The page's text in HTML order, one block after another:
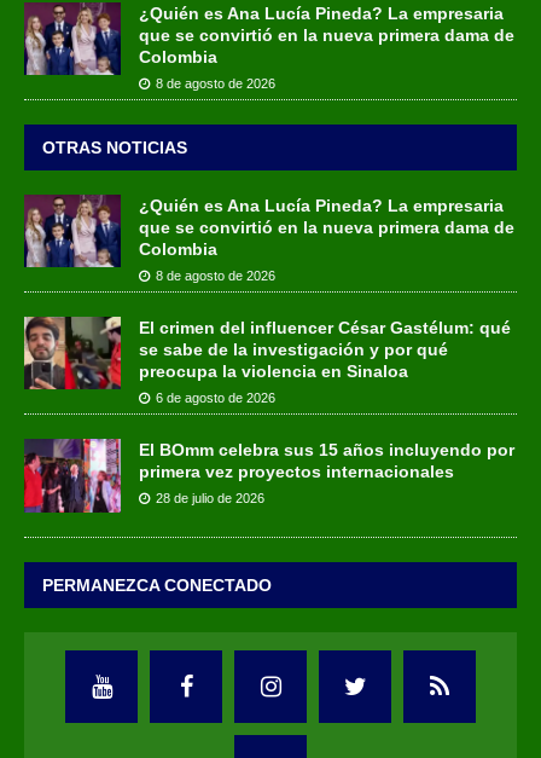
¿Quién es Ana Lucía Pineda? La empresaria
que se convirtió en la nueva primera dama de
Colombia
8 de agosto de 2026
OTRAS NOTICIAS
¿Quién es Ana Lucía Pineda? La empresaria
que se convirtió en la nueva primera dama de
Colombia
8 de agosto de 2026
El crimen del influencer César Gastélum: qué
se sabe de la investigación y por qué
preocupa la violencia en Sinaloa
6 de agosto de 2026
El BOmm celebra sus 15 años incluyendo por
primera vez proyectos internacionales
28 de julio de 2026
PERMANEZCA CONECTADO